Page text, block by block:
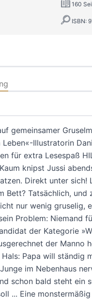
160
ISBN:
gemeinsamer
Illustratorin
für extra Lesespaß
Kaum knipst Jussi
Direkt unter sich!
Bett? Tatsächlich, und
nur wenig gruselig,
Problem: Niemand
der Kategorie
der Manno
Papa will ständig
im Nebenhaus
schon bald steht ein
... Eine